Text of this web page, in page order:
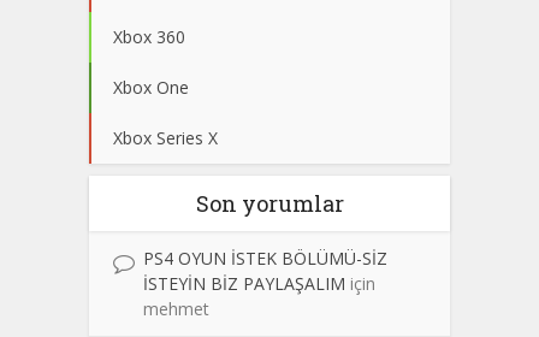
Xbox 360
Xbox One
Xbox Series X
Son yorumlar
PS4 OYUN İSTEK BÖLÜMÜ-SİZ
İSTEYİN BİZ PAYLAŞALIM için
mehmet